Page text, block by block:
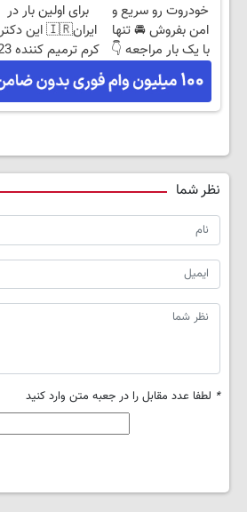
خودروت رو سریع و
امن بفروش 🚘 تنها
با یک بار مراجعه 👇
برای اولین بار در
ایران🇮🇷 این دکتر
کرم ترمیم
روزه ساخت!
نظر شما
* لطفا عدد مقابل را در جعبه متن وارد کنید